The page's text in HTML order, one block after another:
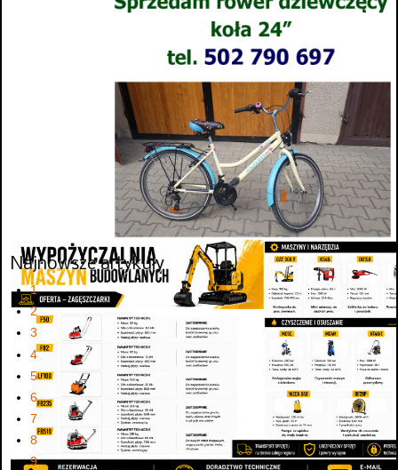
Najnowsze artykuły
1
2
3
4
5
6
7
8
9